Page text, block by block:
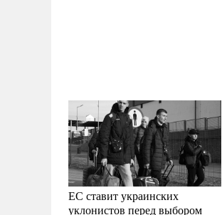
ЕС ставит украинских
уклонистов перед выбором